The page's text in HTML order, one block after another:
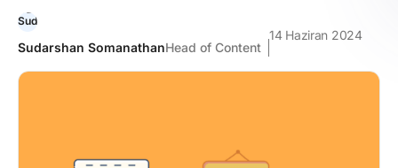
Sudarshan SomanathanHead of Content
14 Haziran 2024